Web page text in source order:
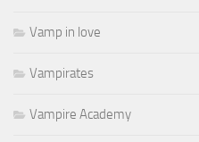
Vamp in love
Vampirates
Vampire Academy